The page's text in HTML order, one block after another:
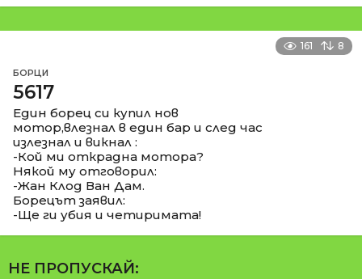
161 8
БОРЦИ
5617
Един борец си купил нов
мотор,влезнал в един бар и след час
излезнал и викнал :
-Кой ми открадна мотора?
Някой му отговорил:
-Жан Клод Ван Дам.
Борецът заявил:
-Ще ги убия и четиримата!
НЕ ПРОПУСКАЙ: